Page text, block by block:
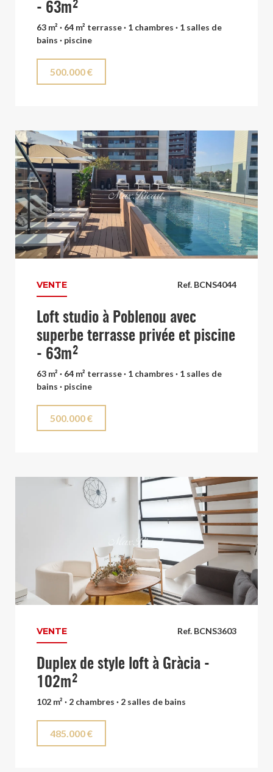
- 63m²
63 m² · 64 m² terrasse · 1 chambres · 1 salles de
bains · piscine
500.000 €
Ref. BCNS4044
VENTE
Loft studio à Poblenou avec
superbe terrasse privée et piscine
- 63m²
63 m² · 64 m² terrasse · 1 chambres · 1 salles de
bains · piscine
500.000 €
Ref. BCNS3603
VENTE
Duplex de style loft à Gràcia -
102m²
102 m² · 2 chambres · 2 salles de bains
485.000 €